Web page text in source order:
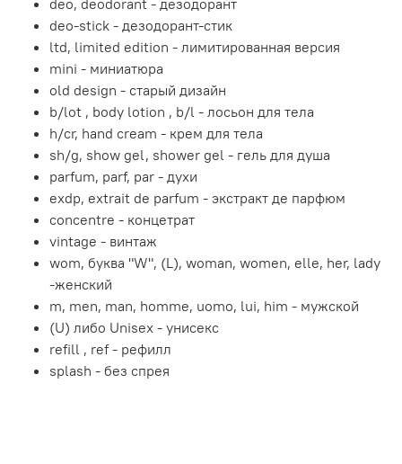
deo, deodorant - дезодорант
deo-stick - дезодорант-стик
ltd, limited edition - лимитированная версия
mini - миниатюра
old design - старый дизайн
b/lot , body lotion , b/l - лосьон для тела
h/cr, hand cream - крем для тела
sh/g, show gel, shower gel - гель для душа
parfum, parf, par - духи
exdp, extrait de parfum - экстракт де парфюм
concentre - концетрат
vintage - винтаж
wom, буква "W", (L), woman, women, elle, her, lady
-женский
m, men, man, homme, uomo, lui, him - мужской
(U) либо Unisex - унисекс
refill , ref - рефилл
splash - без спрея